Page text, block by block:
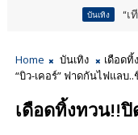
“เทียน-นอท-กอ
Home บันเทิง
เดือดทิ้
“บิว-เคอร์” ฟาดกันไฟแลบ
เดือดทิ้งทวน!!ปิ